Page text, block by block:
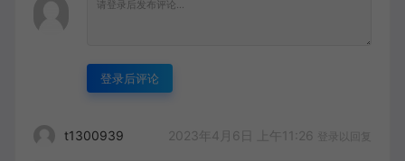
登录后评论
t1300939 2023年4月6日 上午11:26